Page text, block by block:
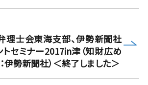
理士会東海支部、伊勢新聞社
トセミナー2017in津（知財広め
：伊勢新聞社）＜終了しました＞